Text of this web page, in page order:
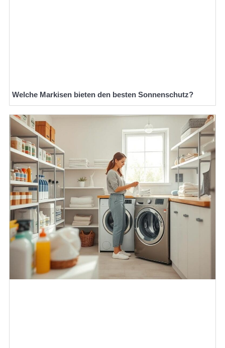
Welche Markisen bieten den besten Sonnenschutz?